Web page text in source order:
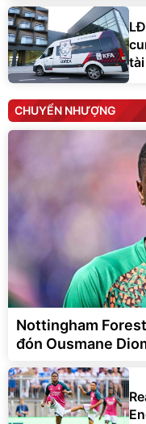
tài
CHUYỂN NHƯỢNG
Nottingham
đón Ousmane